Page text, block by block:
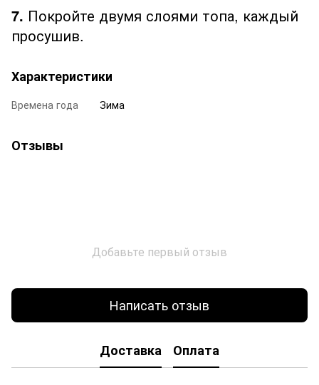
7. Покройте двумя слоями топа, каждый
просушив.
Характеристики
Времена года Зима
Отзывы
Добавьте первый отзыв
Написать отзыв
Доставка Оплата